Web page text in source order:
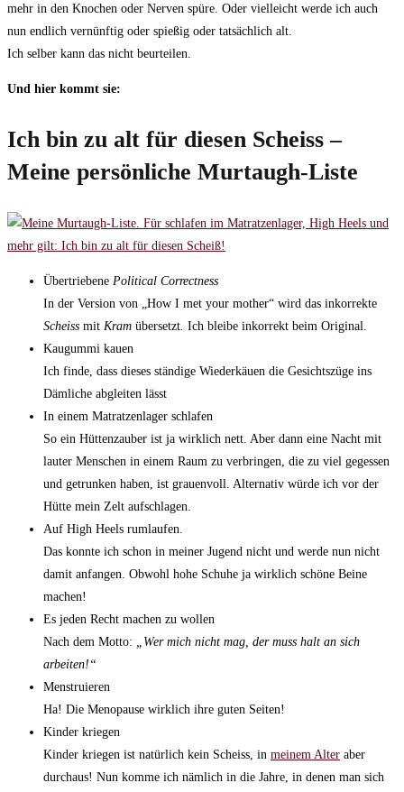
mehr in den Knochen oder Nerven spüre. Oder vielleicht werde ich auch
nun endlich vernünftig oder spießig oder tatsächlich alt.
Ich selber kann das nicht beurteilen.
Und hier kommt sie:
Ich bin zu alt für diesen Scheiss –
Meine persönliche Murtaugh-Liste
Übertriebene Political Correctness
In der Version von „How I met your mother“ wird das inkorrekte
Scheiss mit Kram übersetzt. Ich bleibe inkorrekt beim Original.
Kaugummi kauen
Ich finde, dass dieses ständige Wiederkäuen die Gesichtszüge ins
Dämliche abgleiten lässt
In einem Matratzenlager schlafen
So ein Hüttenzauber ist ja wirklich nett. Aber dann eine Nacht mit
lauter Menschen in einem Raum zu verbringen, die zu viel gegessen
und getrunken haben, ist grauenvoll. Alternativ würde ich vor der
Hütte mein Zelt aufschlagen.
Auf High Heels rumlaufen.
Das konnte ich schon in meiner Jugend nicht und werde nun nicht
damit anfangen. Obwohl hohe Schuhe ja wirklich schöne Beine
machen!
Es jeden Recht machen zu wollen
Nach dem Motto: „Wer mich nicht mag, der muss halt an sich
arbeiten!“
Menstruieren
Ha! Die Menopause wirklich ihre guten Seiten!
Kinder kriegen
Kinder kriegen ist natürlich kein Scheiss, in meinem Alter aber
durchaus! Nun komme ich nämlich in die Jahre, in denen man sich